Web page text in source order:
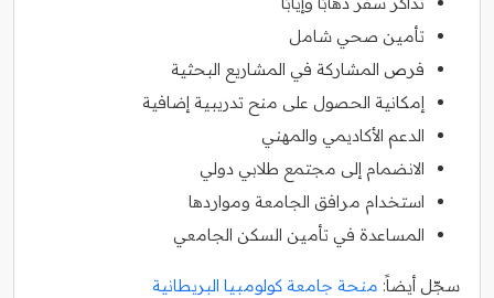
تأمين صحي شامل
فرص المشاركة في المشاريع البحثية
إمكانية الحصول على منح تدريبية إضافية
الدعم الأكاديمي والمهني
الانضمام إلى مجتمع طلابي دولي
استخدام مرافق الجامعة ومواردها
المساعدة في تأمين السكن الجامعي
سجّل أيضاً: منحة جامعة كولومبيا البريطانية